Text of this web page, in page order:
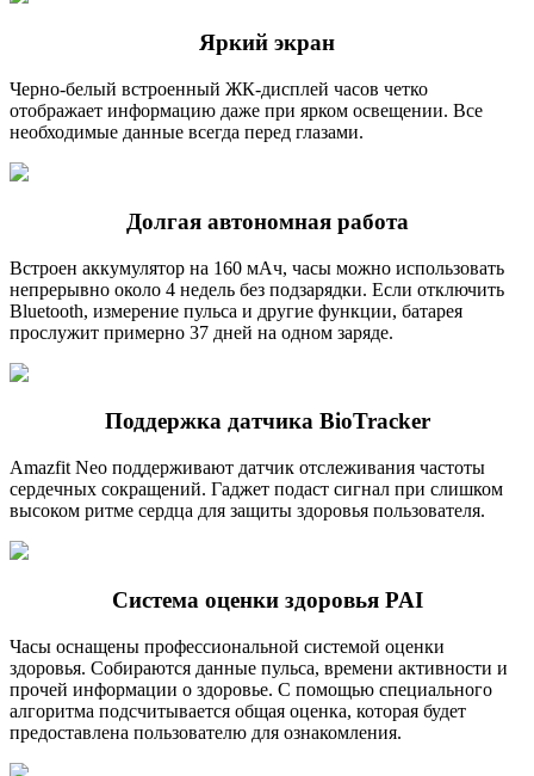
Яркий экран
Черно-белый встроенный ЖК-дисплей часов четко
отображает информацию даже при ярком освещении. Все
необходимые данные всегда перед глазами.
Долгая автономная работа
Встроен аккумулятор на 160 мАч, часы можно использовать
непрерывно около 4 недель без подзарядки. Если отключить
Bluetooth, измерение пульса и другие функции, батарея
прослужит примерно 37 дней на одном заряде.
Поддержка датчика BioTracker
Amazfit Neo поддерживают датчик отслеживания частоты
сердечных сокращений. Гаджет подаст сигнал при слишком
высоком ритме сердца для защиты здоровья пользователя.
Система оценки здоровья PAI
Часы оснащены профессиональной системой оценки
здоровья. Собираются данные пульса, времени активности и
прочей информации о здоровье. С помощью специального
алгоритма подсчитывается общая оценка, которая будет
предоставлена пользователю для ознакомления.